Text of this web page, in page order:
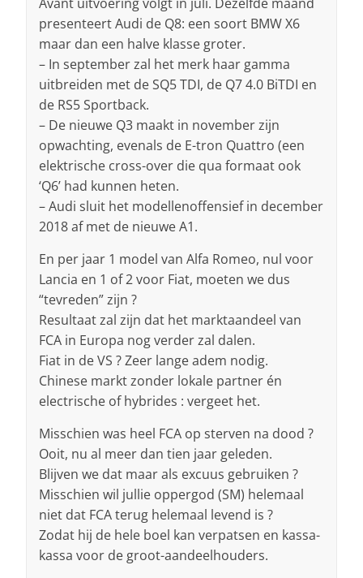
presenteert Audi de Q8: een soort BMW X6
maar dan een halve klasse groter.
– In september zal het merk haar gamma
uitbreiden met de SQ5 TDI, de Q7 4.0 BiTDI en
de RS5 Sportback.
– De nieuwe Q3 maakt in november zijn
opwachting, evenals de E-tron Quattro (een
elektrische cross-over die qua formaat ook
‘Q6’ had kunnen heten.
– Audi sluit het modellenoffensief in december
2018 af met de nieuwe A1.
En per jaar 1 model van Alfa Romeo, nul voor
Lancia en 1 of 2 voor Fiat, moeten we dus
“tevreden” zijn ?
Resultaat zal zijn dat het marktaandeel van
FCA in Europa nog verder zal dalen.
Fiat in de VS ? Zeer lange adem nodig.
Chinese markt zonder lokale partner én
electrische of hybrides : vergeet het.
Misschien was heel FCA op sterven na dood ?
Ooit, nu al meer dan tien jaar geleden.
Blijven we dat maar als excuus gebruiken ?
Misschien wil jullie oppergod (SM) helemaal
niet dat FCA terug helemaal levend is ?
Zodat hij de hele boel kan verpatsen en kassa-
kassa voor de groot-aandeelhouders.